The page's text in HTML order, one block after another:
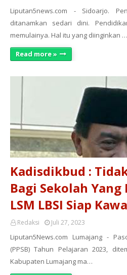
Liputan5news.com - Sidoarjo.
ditanamkan sedari dini.
memulainya. Hal itu yang diinginkan …
Read more »
Kadisdikbud :
Bagi Sekolah Yang
LSM LBSI Siap
Redaksi Juli 27, 2023
Liputan5News.com Lumajang -
(PPSB) Tahun Pelajaran 2023,
Kabupaten Lumajang ma…